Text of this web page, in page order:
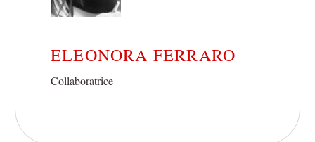
ELEONORA FERRARO
Collaboratrice